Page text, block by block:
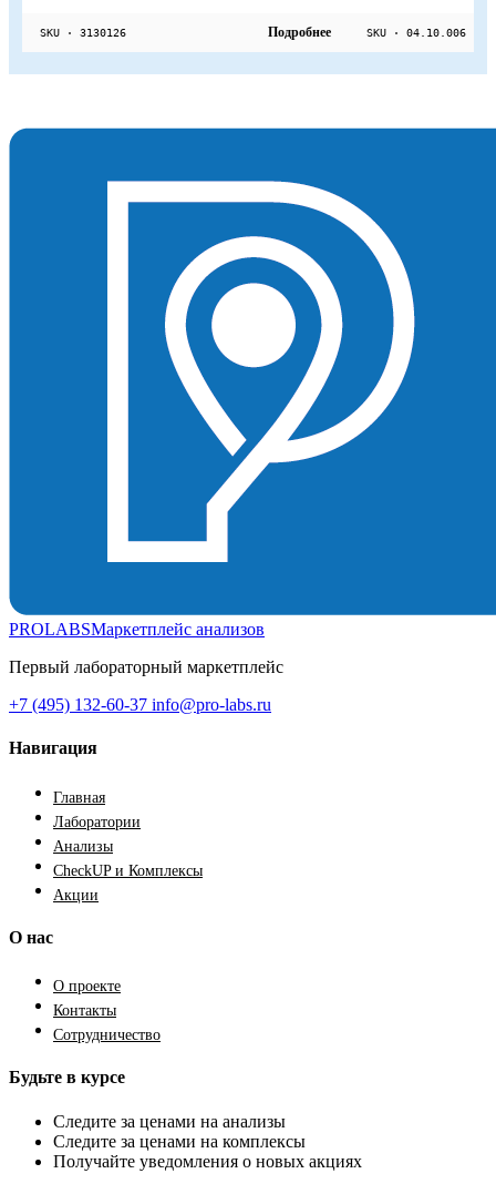
SKU · 3130126 Подробнее SKU · 04.10.006
PROLABSМаркетплейс анализов
Первый лабораторный маркетплейс
+7 (495) 132-60-37 info@pro-labs.ru
Навигация
Главная
Лаборатории
Анализы
CheckUP и Комплексы
Акции
О нас
О проекте
Контакты
Сотрудничество
Будьте в курсе
Следите за ценами на анализы
Следите за ценами на комплексы
Получайте уведомления о новых акциях